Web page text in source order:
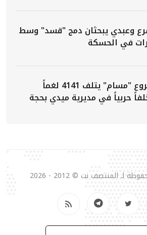
وعبدي يبحثان دمج "قسد" وسط
في الحسكة
مشروع "مسام" يتلف 4141 لغماً
حربياً في مديرية ميدي بحجة
لـ المنتصف نت © 2012 - 2026